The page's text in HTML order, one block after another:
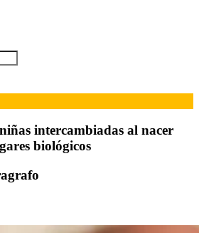
intercambiadas al nacer
biológicos